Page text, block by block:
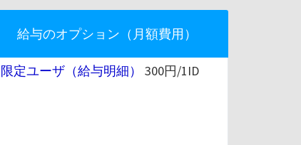
給与のオプション（月額費用）
限定ユーザ（給与明細） 300円/1ID